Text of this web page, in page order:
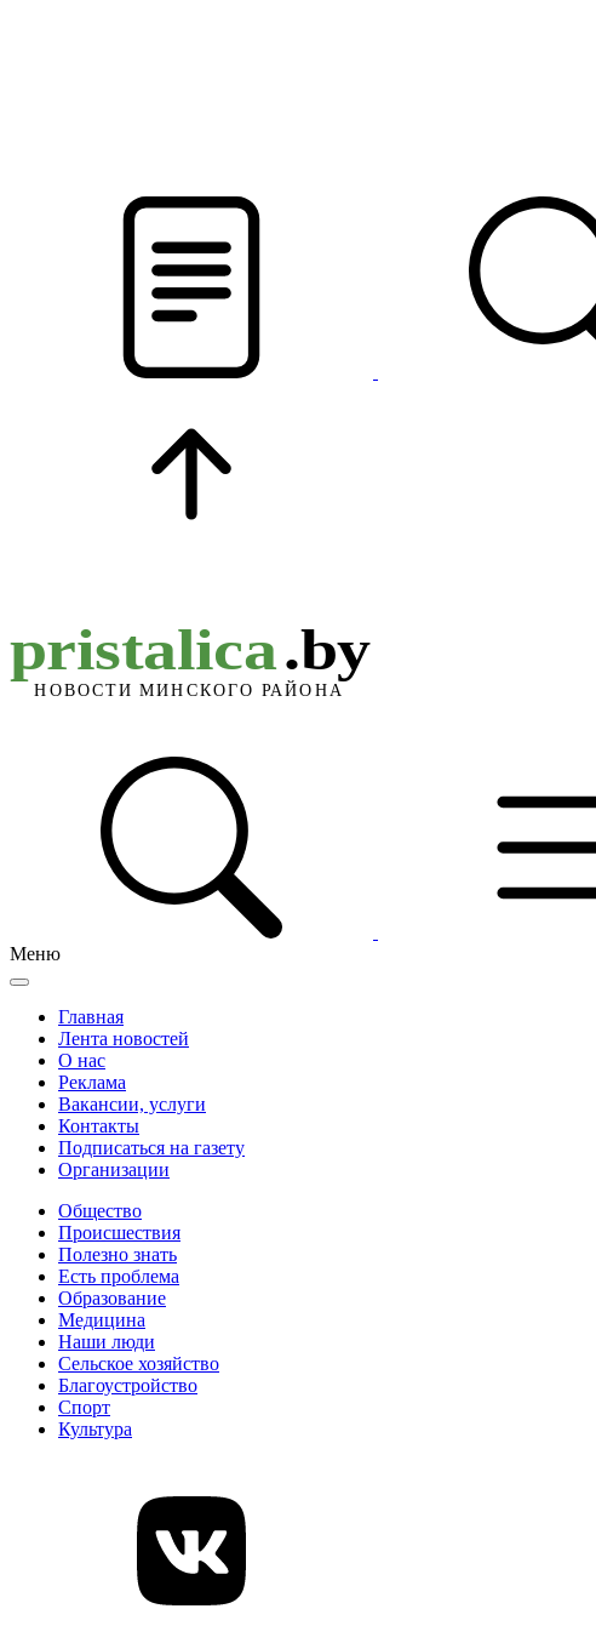
Меню
Главная
Лента новостей
О нас
Реклама
Вакансии, услуги
Контакты
Подписаться на газету
Организации
Общество
Происшествия
Полезно знать
Есть проблема
Образование
Медицина
Наши люди
Сельское хозяйство
Благоустройство
Спорт
Культура